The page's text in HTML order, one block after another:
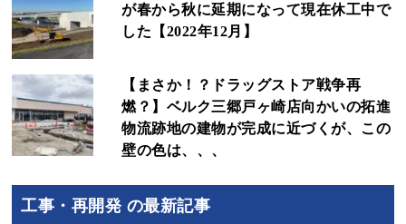
が春から秋に延期になって現在休工中で
した【2022年12月】
【まさか！？ドラッグストア戦争再
燃？】ベルク三郷戸ヶ崎店向かいの拓進
物流跡地の建物が完成に近づくが、この
壁の色は、、、
工事・再開発 の最新記事